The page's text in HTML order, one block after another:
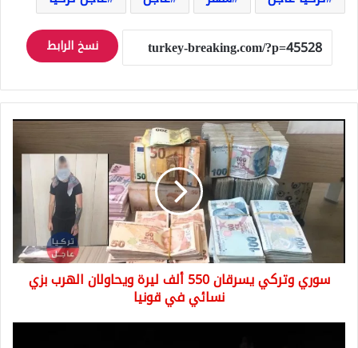
نسخ الرابط
سوري
وتركي
يسرقان
550
ألف
ليرة
بزي
نسائي
سوري وتركي يسرقان 550 ألف ليرة ويحاولان الهرب بزي
نسائي في قونيا